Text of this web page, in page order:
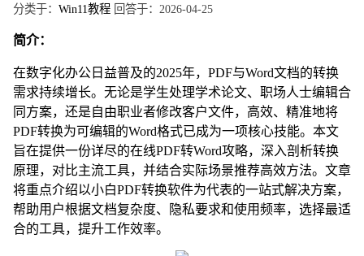
分类于： Win11教程 回答于：2026-04-25
简介：
在数字化办公日益普及的2025年，PDF与Word文档的转换
需求持续增长。无论是学生处理学术论文、职场人士编辑合
同方案，还是自由职业者修改客户文件，高效、精准地将
PDF转换为可编辑的Word格式已成为一项核心技能。本文
旨在提供一份详尽的在线PDF转Word攻略，深入剖析转换
原理，对比主流工具，并结合实际场景推荐高效方法。文章
将重点介绍以小白PDF转换软件为代表的一站式解决方案，
帮助用户根据文档复杂度、隐私要求和使用频率，选择最适
合的工具，提升工作效率。